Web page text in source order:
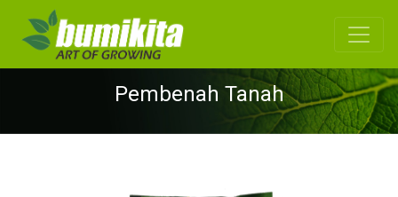
Pembenah Tanah